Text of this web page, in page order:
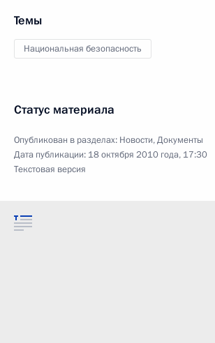
Темы
Национальная безопасность
Статус материала
Опубликован в разделах: Новости,Документы
Дата публикации: 18 октября 2010 года, 17:30
Текстовая версия